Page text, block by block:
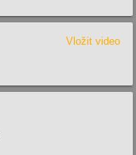
Vložit video